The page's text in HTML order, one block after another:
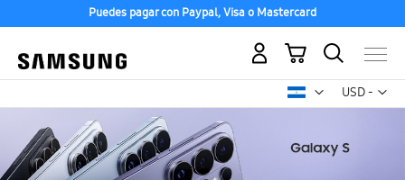
Puedes pagar con Paypal, Visa o Mastercard
USD -
dólar
Mi carrito